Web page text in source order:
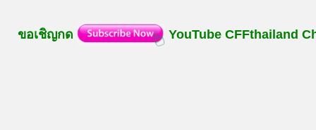
ขอเชิญกด YouTube CFFthailand